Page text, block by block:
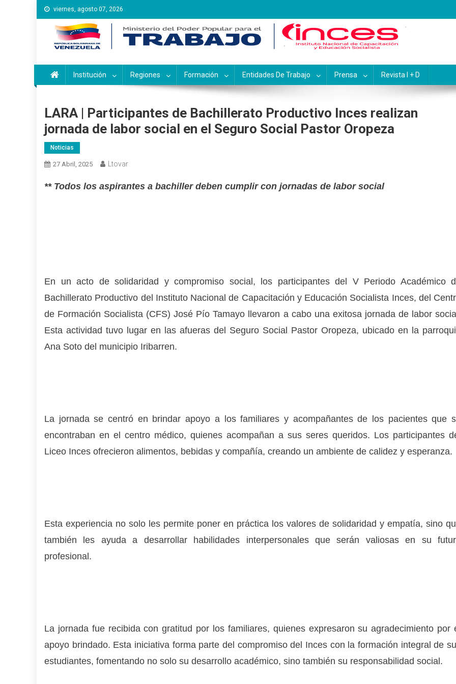
Saltar
al
contenido
viernes, agosto 07, 2026
Instituto Nacional de Capacitación y Educación
Inces
Institución Regiones Formación Entidades De Trabajo Prensa Revista I + D
LARA | Participantes de Bachillerato Productivo Inces realizan
jornada de labor social en el Seguro Social Pastor Oropeza
Noticias
27 Abril, 2025 Ltovar
** Todos los aspirantes a bachiller deben cumplir con jornadas de labor social
En un acto de solidaridad y compromiso social, los participantes del V Periodo Académico
Bachillerato Productivo del Instituto Nacional de Capacitación y Educación Socialista Inces, del
de Formación Socialista (CFS) José Pío Tamayo llevaron a cabo una exitosa jornada de labor
Esta actividad tuvo lugar en las afueras del Seguro Social Pastor Oropeza, ubicado en la
Ana Soto del municipio Iribarren.
La jornada se centró en brindar apoyo a los familiares y acompañantes de los pacientes que
encontraban en el centro médico, quienes acompañan a sus seres queridos. Los participantes
Liceo Inces ofrecieron alimentos, bebidas y compañía, creando un ambiente de calidez y esperanza.
Esta experiencia no solo les permite poner en práctica los valores de solidaridad y empatía, sino
también les ayuda a desarrollar habilidades interpersonales que serán valiosas en su
profesional.
La jornada fue recibida con gratitud por los familiares, quienes expresaron su agradecimiento por
apoyo brindado. Esta iniciativa forma parte del compromiso del Inces con la formación integral de
estudiantes, fomentando no solo su desarrollo académico, sino también su responsabilidad social.